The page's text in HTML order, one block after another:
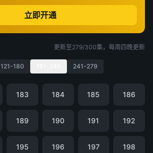
立即开通
更新至279/300集，每周四晚更新
121-180 241-279
183 184 185 186
189 190 191 192
195 196 197 198